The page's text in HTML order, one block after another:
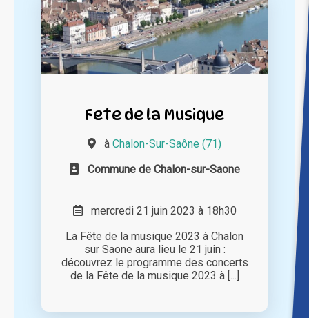
Fete de la Musique
à Chalon-Sur-Saône (71)
Commune de Chalon-sur-Saone
mercredi 21 juin 2023 à 18h30
La Fête de la musique 2023 à Chalon
sur Saone aura lieu le 21 juin :
découvrez le programme des concerts
de la Fête de la musique 2023 à [...]